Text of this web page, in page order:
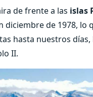
de frente a las islas
de 1978,
hasta nuestros
II.